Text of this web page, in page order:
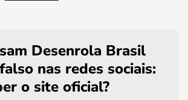
Desenrola Brasil
nas redes sociais:
o site oficial?